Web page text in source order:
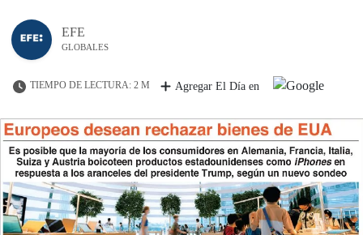
EFE
GLOBALES
TIEMPO DE LECTURA: 2 M Agregar El Día en